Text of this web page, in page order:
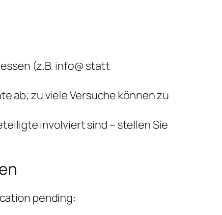
(z.B. info@ statt
ab; zu viele Versuche können zu
involviert sind – stellen Sie
pending: